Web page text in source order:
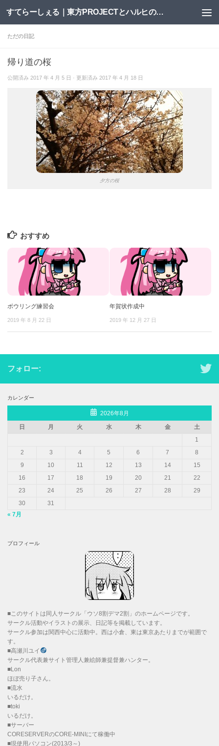
コンテンツへスキップ すてらーしぇる｜東方PROJECTとハルヒの二次創作サイト
ただの日記
帰り道の桜
公開済み 2017 年 4 月 5 日 · 更新済み 2017 年 4 月 18 日
夕方の桜
おすすめ
ボウリング練習会
2019 年 8 月 22 日
年賀状作成中
2019 年 12 月 27 日
フォロー:
カレンダー
2026年8月
日
月 火 水 木 金
土
1
2
3 4 5 6 7
8
9
10 11 12 13 14
15
16
17 18 19 20 21
22
23
24 25 26 27 28
29
30
31
« 7月
プロフィール
■このサイトは同人サークル「ウソ8割デマ2割」のホームページです。
サークル活動やイラストの展示、日記等を掲載しています。
サークル参加は関西中心に活動中。西は小倉、東は東京あたりまでが範囲で
す。
■高瀬川ユイ
サークル代表兼サイト管理人兼絵師兼提督兼ハンター。
■Lon
ほぼ売り子さん。
■流水
いるだけ。
■toki
いるだけ。
■サーバー
CORESERVERのCORE-MINIにて稼働中
■現使用パソコン(2013/3～)